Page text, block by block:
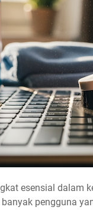
esensial dalam
pengguna